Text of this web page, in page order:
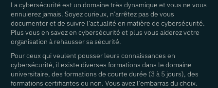
La cybersécurité est un domaine très dynamique et vous ne vous
ennuierez jamais. Soyez curieux, n’arrêtez pas de vous
documenter et de suivre l’actualité en matière de cybersécurité.
Plus vous en savez en cybersécurité et plus vous aiderez votre
organisation à rehausser sa sécurité.
Pour ceux qui veulent pousser leurs connaissances en
cybersécurité, il existe diverses formations dans le domaine
universitaire, des formations de courte durée (3 à 5 jours), des
formations certifiantes ou non. Vous avez l’embarras du choix.